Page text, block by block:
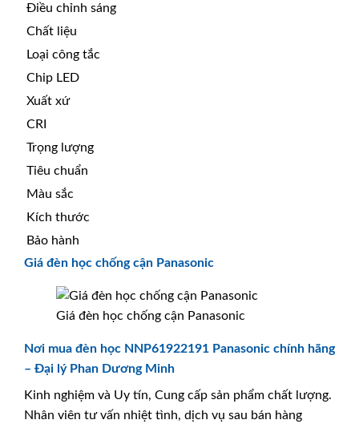
Điều chỉnh sáng
Chất liệu
Loại công tắc
Chip LED
Xuất xứ
CRI
Trọng lượng
Tiêu chuẩn
Màu sắc
Kích thước
Bảo hành
Giá đèn học chống cận Panasonic
Giá đèn học chống cận Panasonic
Nơi mua đèn học NNP61922191 Panasonic chính hãng
– Đại lý Phan Dương Minh
Kinh nghiệm và Uy tín, Cung cấp sản phẩm chất lượng.
Nhân viên tư vấn nhiệt tình, dịch vụ sau bán hàng